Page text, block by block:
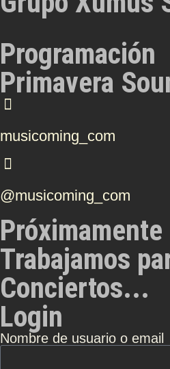
Programación
Primavera
musicoming_com
@musicoming_com
Próximamente
Trabajamos
Conciertos...
Login
Nombre de usuario o email